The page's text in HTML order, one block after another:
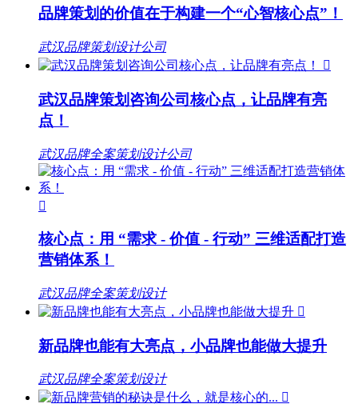
品牌策划的价值在于构建一个“心智核心点”！
武汉品牌策划设计公司

武汉品牌策划咨询公司核心点，让品牌有亮
点！
武汉品牌全案策划设计公司

核心点：用 “需求 - 价值 - 行动” 三维适配打造
营销体系！
武汉品牌全案策划设计

新品牌也能有大亮点，小品牌也能做大提升
武汉品牌全案策划设计
